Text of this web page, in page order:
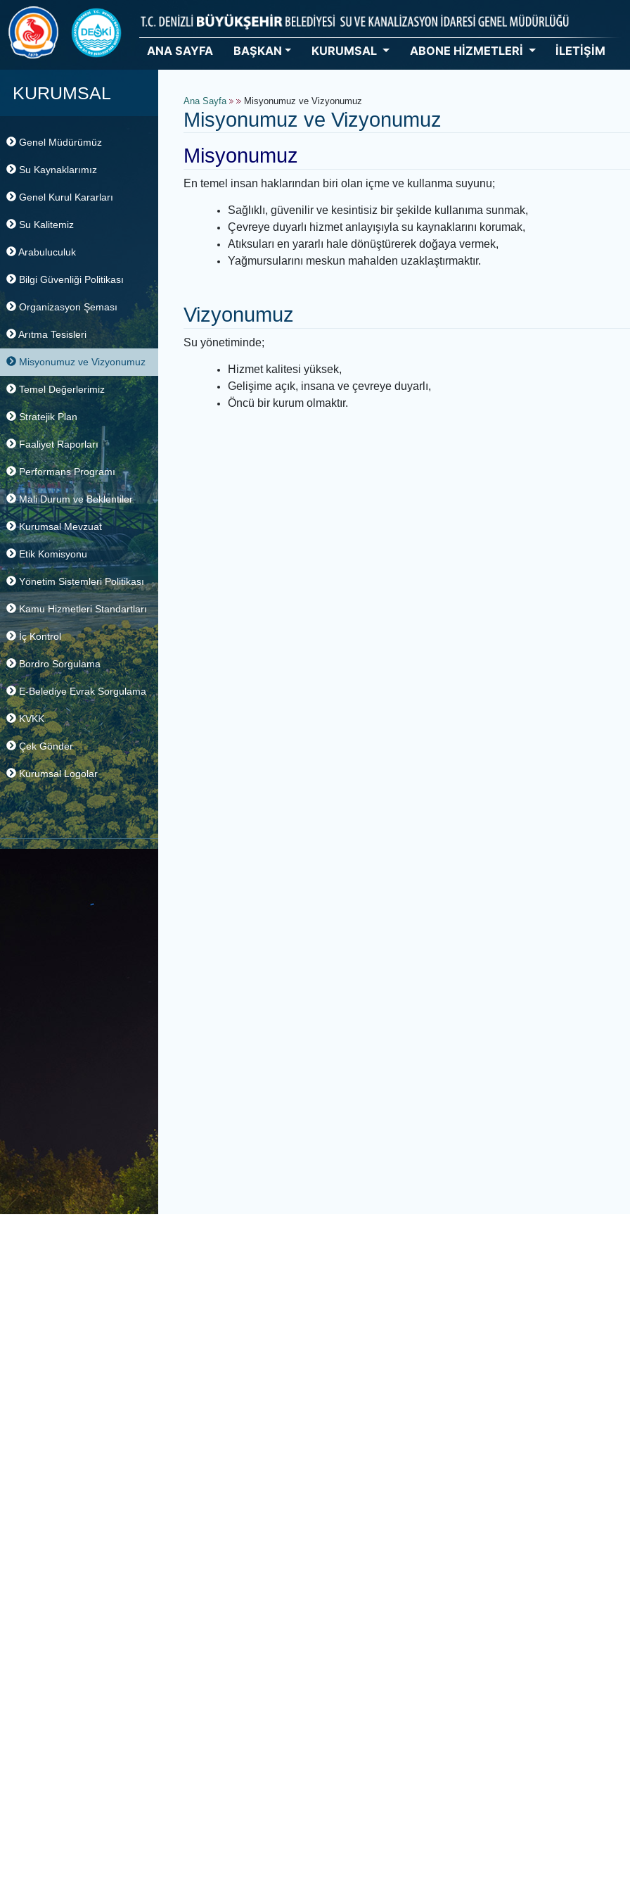
ANA SAYFA BAŞKAN KURUMSAL ABONE HİZMETLERİ
KURUMSAL
Genel Kurul Kararları
Su Kalitemiz
Arabuluculuk
Bilgi Güvenliği Politikası
Organizasyon Şeması
Arıtma Tesisleri
Misyonumuz ve Vizyonumuz
Temel Değerlerimiz
Stratejik Plan
Faaliyet Raporları
Performans Programı
Mali Durum ve Beklentiler
Kurumsal Mevzuat
Etik Komisyonu
Yönetim Sistemleri Politikası
Kamu Hizmetleri Standartları
İç Kontrol
Bordro Sorgulama
E-Belediye Evrak Sorgulama
KVKK
Çek Gönder
Misyonumuz ve Vizyonumuz
Misyonumuz ve Vizyonumuz
Misyonumuz
En temel insan haklarından biri olan içme ve kullanma suyunu;
Sağlıklı, güvenilir ve kesintisiz bir şekilde kullanıma sunmak,
Çevreye duyarlı hizmet anlayışıyla su kaynaklarını korumak,
Atıksuları en yararlı hale dönüştürerek doğaya vermek,
Vizyonumuz
Su yönetiminde;
Hizmet kalitesi yüksek,